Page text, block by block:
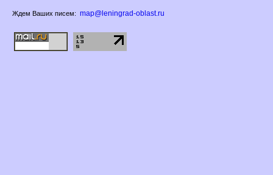
Ждем Ваших писем: map@leningrad-oblast.ru